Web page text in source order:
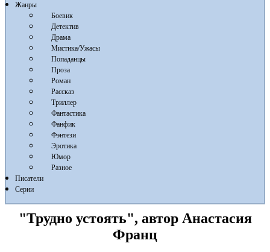
Жанры
Боевик
Детектив
Драма
Мистика/Ужасы
Попаданцы
Проза
Роман
Рассказ
Триллер
Фантастика
Фанфик
Фэнтези
Эротика
Юмор
Разное
Писатели
Серии
"Трудно устоять", автор Анастасия
Франц